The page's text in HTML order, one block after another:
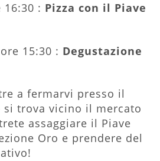
16:30 : Pizza con il Piave
15:30 : Degustazione
a fermarvi presso il
si trova vicino il mercato
assaggiare il Piave
Oro e prendere del